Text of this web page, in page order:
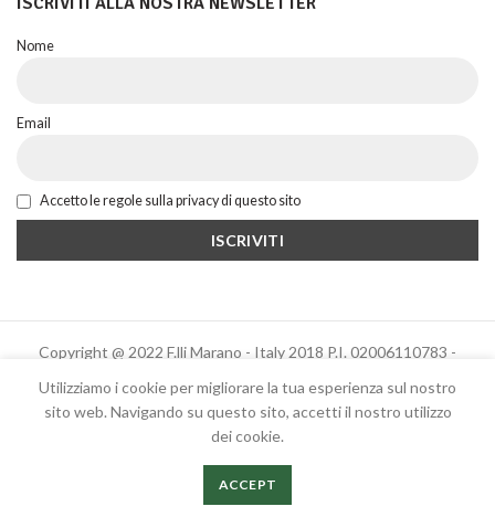
Nome
Email
Accetto le regole sulla privacy di questo sito
Copyright @ 2022 F.lli Marano - Italy 2018 P.I. 02006110783 -
Italiano English
Utilizziamo i cookie per migliorare la tua esperienza sul nostro
sito web. Navigando su questo sito, accetti il ​​nostro utilizzo
dei cookie.
ACCEPT